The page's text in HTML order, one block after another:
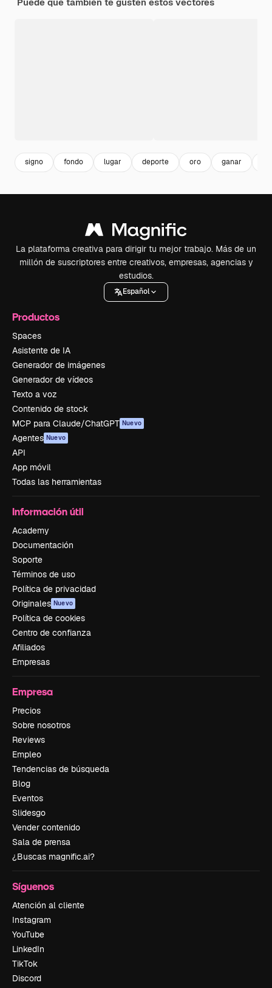
signo fondo lugar deporte oro ganar
La plataforma creativa para dirigir tu mejor trabajo. Más de un
millón de suscriptores entre creativos, empresas, agencias y
estudios.
Español
Productos
Spaces
Asistente de IA
Generador de imágenes
Generador de vídeos
Texto a voz
Contenido de stock
MCP para Claude/ChatGPT Nuevo
Agentes Nuevo
API
App móvil
Todas las herramientas
Información útil
Academy
Documentación
Soporte
Términos de uso
Política de privacidad
Originales Nuevo
Política de cookies
Centro de confianza
Afiliados
Empresas
Empresa
Precios
Sobre nosotros
Reviews
Empleo
Tendencias de búsqueda
Blog
Eventos
Slidesgo
Vender contenido
Sala de prensa
¿Buscas magnific.ai?
Síguenos
Atención al cliente
Instagram
YouTube
LinkedIn
TikTok
Discord